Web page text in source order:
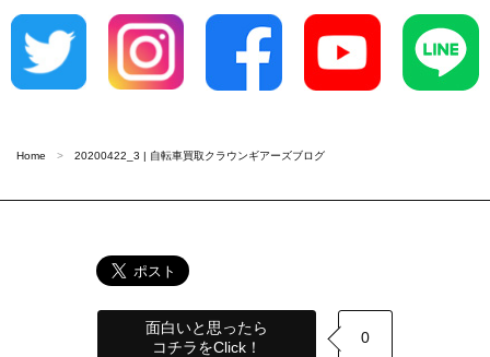
Home 20200422_3 | 自転車買取クラウンギアーズブログ
面白いと思ったら
コチラをClick！
0